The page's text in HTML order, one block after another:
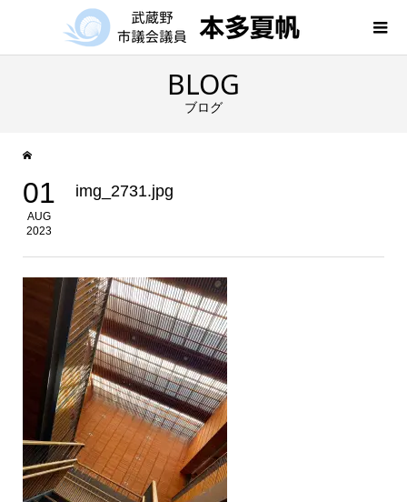
BLOG
ブログ
01
AUG
2023
img_2731.jpg